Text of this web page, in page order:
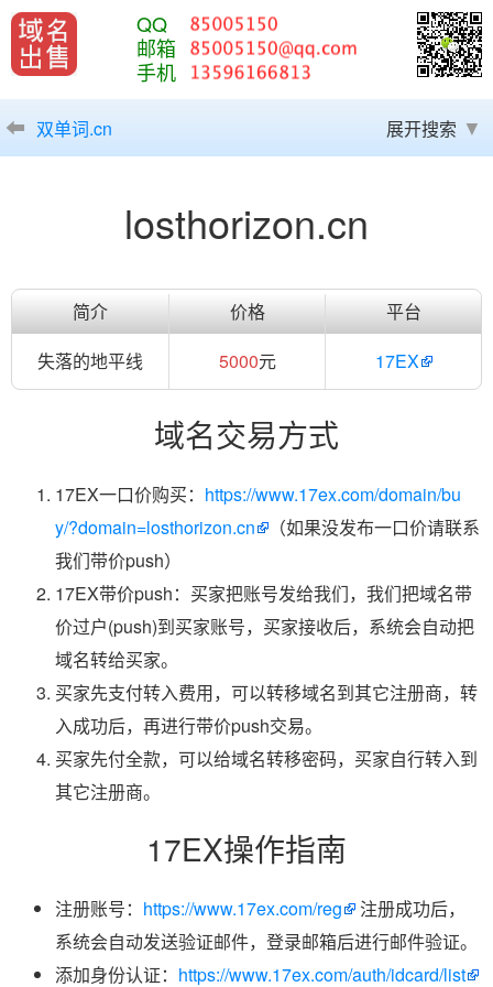
QQ
邮箱
手机
双单词.cn 展开搜索
losthorizon.cn
简介 价格
平台
失落的地平线
5000元 17EX
域名交易方式
17EX一口价购买： https://www.17ex.com/domain/bu
y/?domain=losthorizon.cn
（如果没发布一口价请联系
我们带价push）
17EX带价push：买家把账号发给我们，我们把域名带
价过户(push)到买家账号，买家接收后，系统会自动把
域名转给买家。
买家先支付转入费用，可以转移域名到其它注册商，转
入成功后，再进行带价push交易。
买家先付全款，可以给域名转移密码，买家自行转入到
其它注册商。
17EX操作指南
注册账号： https://www.17ex.com/reg
注册成功后，
系统会自动发送验证邮件，登录邮箱后进行邮件验证。
添加身份认证： https://www.17ex.com/auth/idcard/list